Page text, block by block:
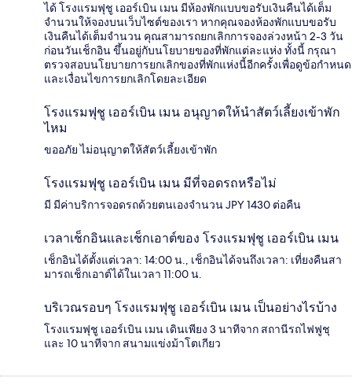
ได้ โรงแรมฟุชู เออร์เบิน เมน มีห้องพักแบบขอรับเงินคืนได้เต็ม
จำนวนให้จองบนเว็บไซต์ของเรา หากคุณจองห้องพักแบบขอรับ
เงินคืนได้เต็มจำนวน คุณสามารถยกเลิกการจองล่วงหน้า 2-3 วัน
ก่อนวันเช็กอิน ขึ้นอยู่กับนโยบายของที่พักแต่ละแห่ง ทั้งนี้ กรุณา
ตรวจสอบนโยบายการยกเลิกของที่พักแห่งนี้อีกครั้งเพื่อดูข้อกำหนด
และเงื่อนไขการยกเลิกโดยละเอียด
โรงแรมฟุชู เออร์เบิน เมน อนุญาตให้นำสัตว์เลี้ยงเข้าพัก
ไหม
ขออภัย ไม่อนุญาตให้สัตว์เลี้ยงเข้าพัก
โรงแรมฟุชู เออร์เบิน เมน มีที่จอดรถหรือไม่
มี มีค่าบริการจอดรถด้วยตนเองจำนวน JPY 1430 ต่อคืน
เวลาเช็กอินและเช็กเอาต์ของ โรงแรมฟุชู เออร์เบิน เมน
เช็กอินได้ตั้งแต่เวลา: 14:00 น., เช็กอินได้จนถึงเวลา: เที่ยงคืนสา
มารถเช็กเอาต์ได้ในเวลา 11:00 น.
บริเวณรอบๆ โรงแรมฟุชู เออร์เบิน เมน เป็นอย่างไรบ้าง
โรงแรมฟุชู เออร์เบิน เมน เดินเพียง 3 นาทีจาก สถานีรถไฟฟูชุ
และ 10 นาทีจาก สนามแข่งม้าโตเกียว